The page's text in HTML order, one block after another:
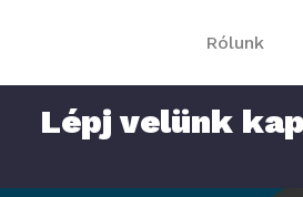
Rólunk
Lépj velünk